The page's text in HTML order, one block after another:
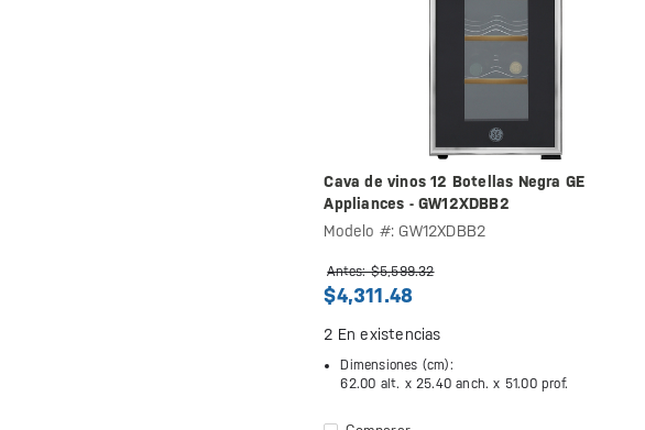
Cava de vinos 12 Botellas Negra GE
Appliances - GW12XDBB2
Modelo #: GW12XDBB2
Antes: $5,599.32
$4,311.48
2 En existencias
Dimensiones (cm):
62.00 alt. x 25.40 anch. x 51.00 prof.